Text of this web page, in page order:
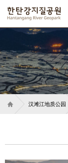
汉滩江地质公园